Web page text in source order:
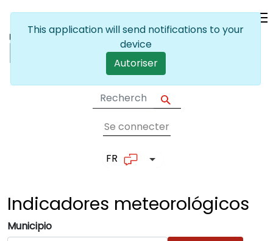
User account
Se connecter
FR List additional actions
Indicadores meteorológicos
Municipio
This application will send notifications to your
device
Autoriser